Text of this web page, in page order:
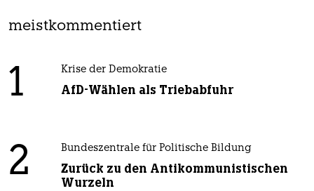
meistkommentiert
1 Krise der Demokratie
AfD-Wählen als Triebabfuhr
2 Bundeszentrale für Politische Bildung
Zurück zu den Antikommunistischen
Wurzeln